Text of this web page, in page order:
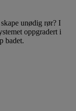
unødig rør? I
oppgradert i
badet.